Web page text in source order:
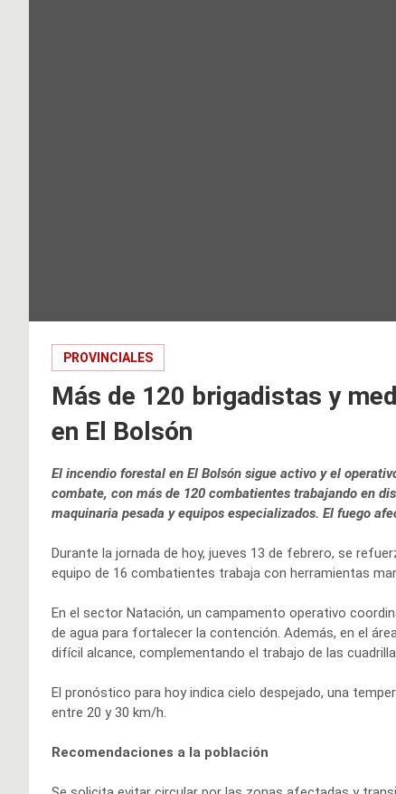
PROVINCIALES
Más de 120 brigadistas y
en El Bolsón
El incendio forestal en El Bolsón sigue activo y el
combate, con más de 120 combatientes trabajando en
maquinaria pesada y equipos especializados. El fuego
Durante la jornada de hoy, jueves 13 de febrero, se
equipo de 16 combatientes trabaja con herramientas
En el sector Natación, un campamento operativo
de agua para fortalecer la contención. Además, en el
difícil alcance, complementando el trabajo de las
El pronóstico para hoy indica cielo despejado, una
entre 20 y 30 km/h.
Recomendaciones a la población